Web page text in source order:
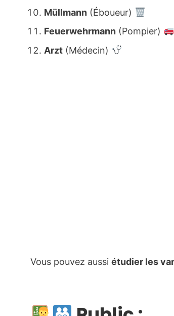
Müllmann (Éboueur)
Feuerwehrmann (Pompier)
Arzt (Médecin)
Vous pouvez aussi étudier les